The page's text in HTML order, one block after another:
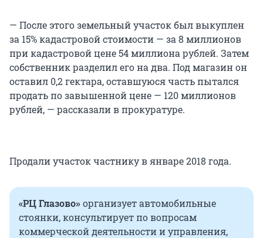
— После этого земельный участок был выкуплен
за 15% кадастровой стоимости — за 8 миллионов
при кадастровой цене 54 миллиона рублей. Затем
собственник разделил его на два. Под магазин он
оставил 0,2 гектара, оставшуюся часть пытался
продать по завышенной цене — 120 миллионов
рублей, — рассказали в прокуратуре.
Продали участок частнику в январе 2018 года.
«РЦ Глазово»организует автомобильные
стоянки, консультирует по вопросам
коммерческой деятельности и управления,